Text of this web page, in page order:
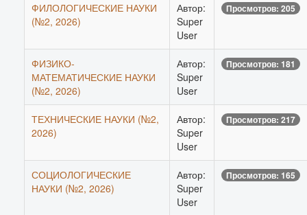
ФИЛОЛОГИЧЕСКИЕ НАУКИ
(№2, 2026)
Автор:
Super
User
Просмотров: 205
ФИЗИКО-
МАТЕМАТИЧЕСКИЕ НАУКИ
(№2, 2026)
Автор:
Super
User
Просмотров: 181
ТЕХНИЧЕСКИЕ НАУКИ (№2,
2026)
Автор:
Super
User
Просмотров: 217
СОЦИОЛОГИЧЕСКИЕ
НАУКИ (№2, 2026)
Автор:
Super
User
Просмотров: 165